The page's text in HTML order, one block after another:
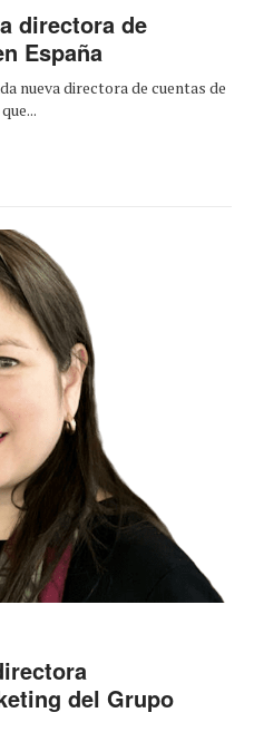
directora de
España
nueva directora de cuentas de
del Grupo